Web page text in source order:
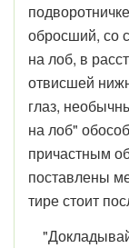
обросший, со
на лоб, в
отвис­шей
глаз,
на лоб"
причастным
поставлены
тире стоит